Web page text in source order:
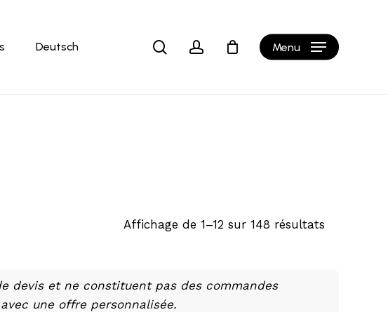
Deutsch searchaccount Menu Cart
Affichage de 1–12 sur 148 résultats
devis et ne constituent pas des commandes
une offre personnalisée.